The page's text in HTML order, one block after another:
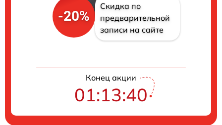
-20%
Скидка по
предварительной
записи на сайте
Конец акции
01:13:39